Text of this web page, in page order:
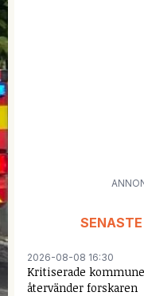
2026-08-08 16:30
Kritiserade
återvänder forskaren